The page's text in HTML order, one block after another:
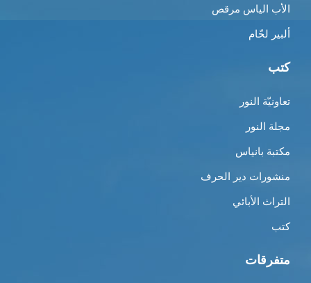
الأب الياس مرقص
ألبير لحّام
كتب
تعاونيّة النور
مجلة النور
مكتبة بانياس
منشورات دير الحرف
التراث الأبائي
كتب
متفرقات